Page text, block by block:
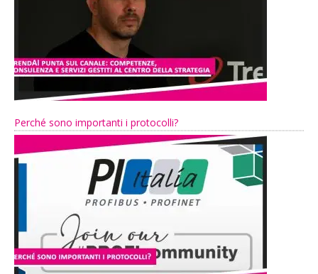
Perché sono importanti i protocolli?